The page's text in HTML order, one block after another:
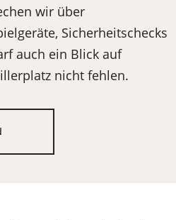
wir über
Sicherheitschecks
auch ein Blick auf
nicht fehlen.